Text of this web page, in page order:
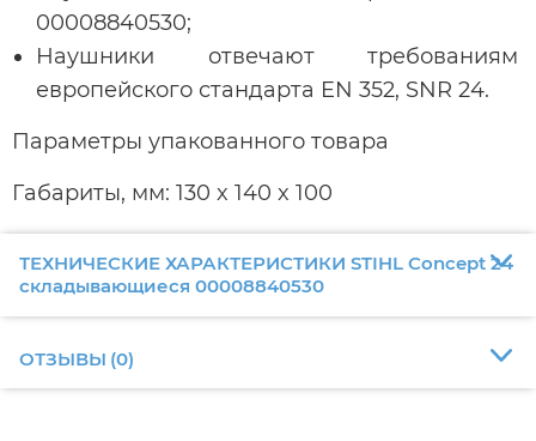
00008840530;
Наушники отвечают требованиям
европейского стандарта EN 352, SNR 24.
Параметры упакованного товара
Габариты, мм: 130 x 140 x 100
ТЕХНИЧЕСКИЕ ХАРАКТЕРИСТИКИ STIHL Concept 24
складывающиеся 00008840530
ОТЗЫВЫ (0)